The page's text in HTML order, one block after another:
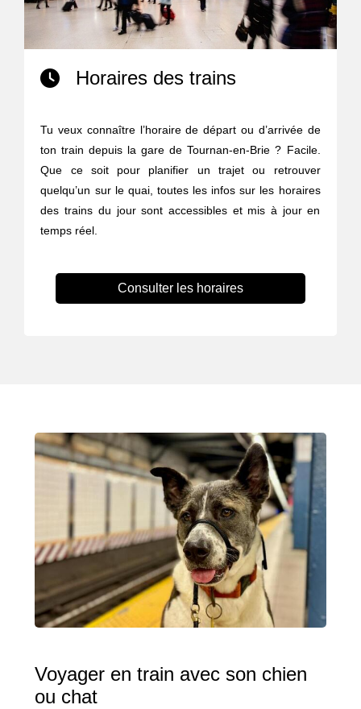
Horaires des trains
Tu veux connaître l’horaire de départ ou d’arrivée de
ton train depuis la gare de Tournan-en-Brie ? Facile.
Que ce soit pour planifier un trajet ou retrouver
quelqu’un sur le quai, toutes les infos sur les horaires
des trains du jour sont accessibles et mis à jour en
temps réel.
Consulter les horaires
Voyager en train avec son chien
ou chat